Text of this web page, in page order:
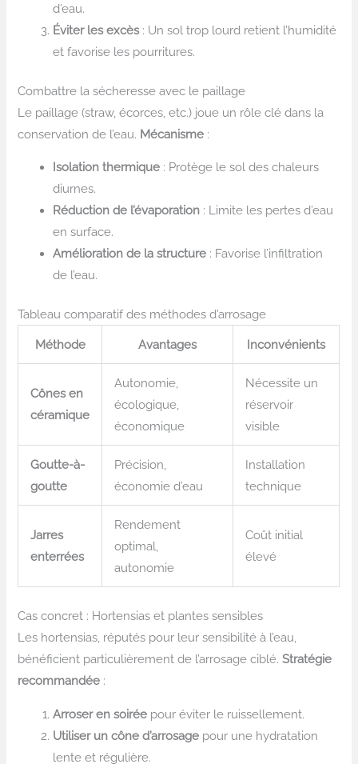
d’eau.
Éviter les excès: Un sol trop lourd retient l’humidité
et favorise les pourritures.
Combattre la sécheresse avec le paillage
Le paillage (straw, écorces, etc.) joue un rôle clé dans la
conservation de l’eau. Mécanisme :
Isolation thermique : Protège le sol des chaleurs
diurnes.
Réduction de l’évaporation : Limite les pertes d’eau
en surface.
Amélioration de la structure : Favorise l’infiltration
de l’eau.
Tableau comparatif des méthodes d’arrosage
Méthode Avantages Inconvénients
Cônes en
céramique
Autonomie,
écologique,
économique
Nécessite un
réservoir
visible
Goutte-à-
goutte
Précision,
économie d’eau
Installation
technique
Jarres
enterrées
Rendement
optimal,
autonomie
Coût initial
élevé
Cas concret : Hortensias et plantes sensibles
Les hortensias, réputés pour leur sensibilité à l’eau,
bénéficient particulièrement de l’arrosage ciblé.Stratégie
recommandée :
Arroser en soirée pour éviter le ruissellement.
Utiliser un cône d’arrosage pour une hydratation
lente et régulière.